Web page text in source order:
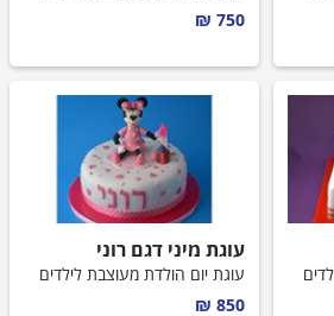
750 ₪
עוגת מיני דגם רוני
עוגת יום הולדת מעוצבת לילדים
850 ₪